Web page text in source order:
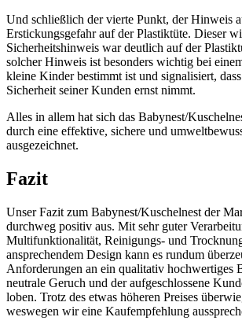
Und schließlich der vierte Punkt, der Hinweis
Erstickungsgefahr auf der Plastiktüte. Dieser
Sicherheitshinweis war deutlich auf der
solcher Hinweis ist besonders wichtig bei
kleine Kinder bestimmt ist und signalisiert,
Sicherheit seiner Kunden ernst nimmt.
Alles in allem hat sich das Babynest/
durch eine effektive, sichere und
ausgezeichnet.
Fazit
Unser Fazit zum Babynest/Kuschelnest der
durchweg positiv aus. Mit sehr guter
Multifunktionalität, Reinigungs- und
ansprechendem Design kann es rundum
Anforderungen an ein qualitativ hochwertiges
neutrale Geruch und der aufgeschlossene
loben. Trotz des etwas höheren Preises
weswegen wir eine Kaufempfehlung